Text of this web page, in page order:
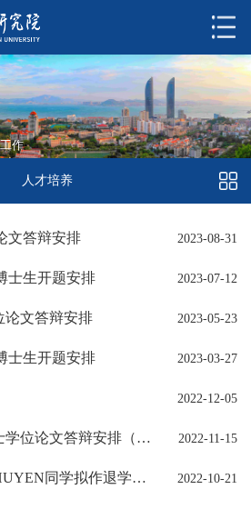
作
人才培养
文答辩安排 2023-08-31
士生开题安排 2023-07-12
论文答辩安排 2023-05-23
士生开题安排 2023-03-27
2022-12-05
论文答辩安排（更新） 2022-11-15
同学拟作退学处理公告 2022-10-21